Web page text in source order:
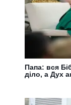
Папа: вся
діло, а Дух